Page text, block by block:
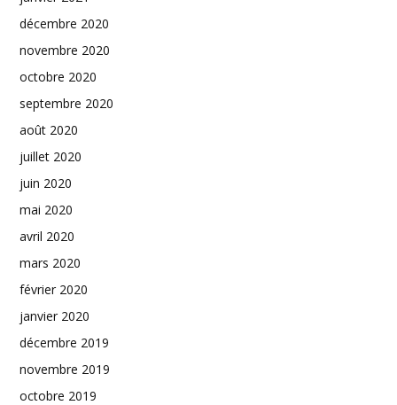
décembre 2020
novembre 2020
octobre 2020
septembre 2020
août 2020
juillet 2020
juin 2020
mai 2020
avril 2020
mars 2020
février 2020
janvier 2020
décembre 2019
novembre 2019
octobre 2019